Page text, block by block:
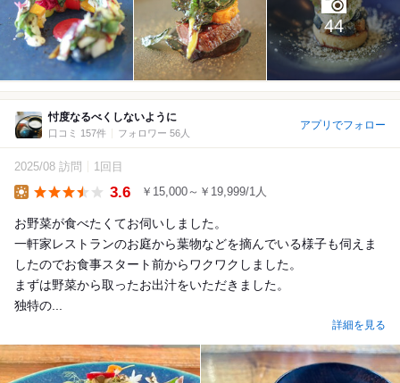
44
忖度なるべくしないように
口コミ 157件 フォロワー 56人
アプリでフォロー
2025/08 訪問 1回目
3.6 ￥15,000～￥19,999/1人
お野菜が食べたくてお伺いしました。
一軒家レストランのお庭から葉物などを摘んでいる様子も伺えま
したのでお食事スタート前からワクワクしました。
まずは野菜から取ったお出汁をいただきました。
独特の...
詳細を見る